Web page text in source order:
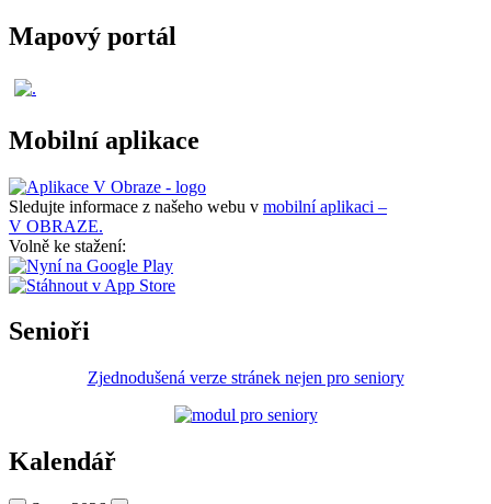
Mapový portál
Mobilní aplikace
Sledujte informace z našeho webu v mobilní aplikaci –
V OBRAZE.
Volně ke stažení:
Senioři
Zjednodušená verze stránek nejen pro seniory
Kalendář